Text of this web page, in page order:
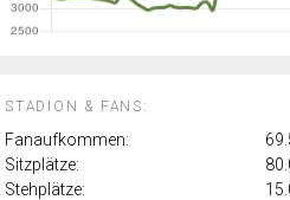
STADION & FANS:
Fanaufkommen:
Sitzplätze:
Stehplätze: